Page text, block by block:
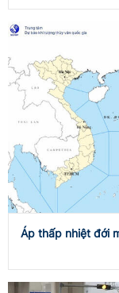
Áp thấp nhiệt đới